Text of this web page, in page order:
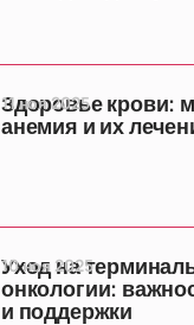
Здоровье крови:
анемия и их
11 ноя 2025
Уход на
онкологии:
и поддержки
10 ноя 2025